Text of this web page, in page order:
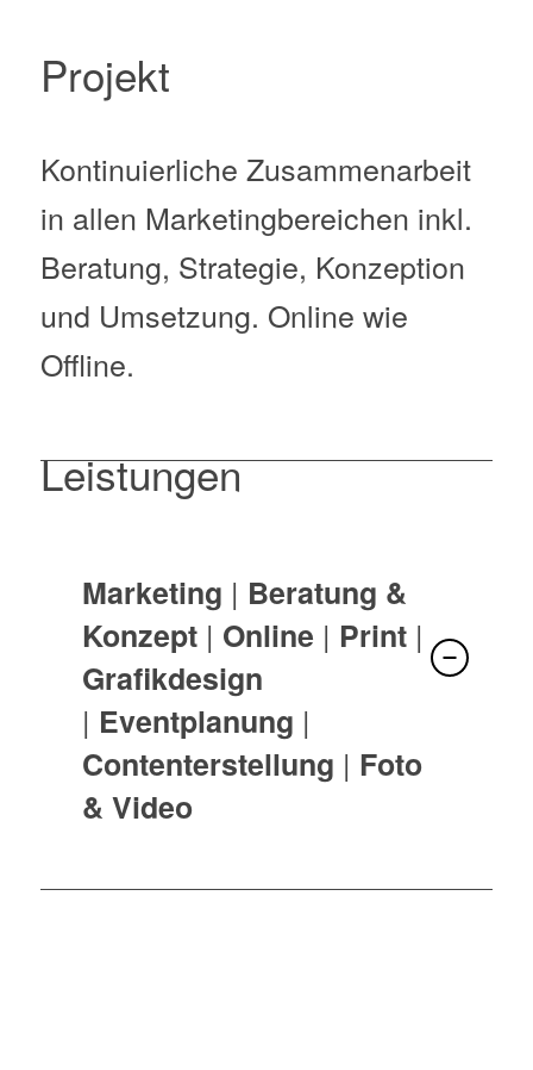
Projekt
Kontinuierliche Zusammenarbeit
in allen Marketingbereichen inkl.
Beratung, Strategie, Konzeption
und Umsetzung. Online wie
Offline.
Leistungen
Marketing | Beratung &
Konzept| Online | Print|
Grafikdesign
| Eventplanung |
Contenterstellung | Foto
& Video